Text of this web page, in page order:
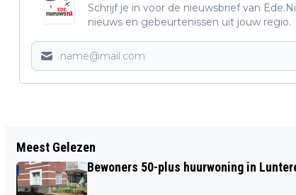
Schrijf je in voor de nieuwsbrief van
nieuws en gebeurtenissen uit jouw regio.
KOP-STAART BOTSING OP DE N224 IN
EDE
Meest Gelezen
Bewoners 50-plus huurwoning in